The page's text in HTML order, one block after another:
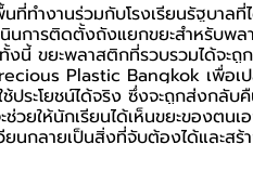
นที่ทำงานร่วมกับโรงเรียนรัฐบาล
นินการติดตั้งถังแยกขยะสำหรับพ
งนี้ ขยะพลาสติกที่รวบรวมได้จะ
Plastic Bangkok เพื่อเ
ะโยชน์ได้จริง ซึ่งจะถูกส่งกลับคื
วยให้นักเรียนได้เห็นขยะของตน
นกลายเป็นสิ่งที่จับต้องได้และสร้